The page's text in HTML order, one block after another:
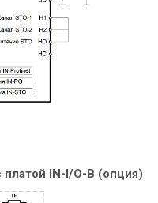
IN-I/O-B (опция)